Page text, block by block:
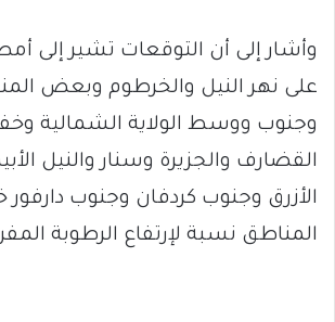
وأشار إلى أن التوقعات تشير إلى
على نهر النيل والخرطوم وبعض
وجنوب ووسط الولاية الشمالية
القضارف والجزيرة وسنار والنيل
الأزرق وجنوب كردفان وجنوب
المناطق نسبة لإرتفاع الرطوبة